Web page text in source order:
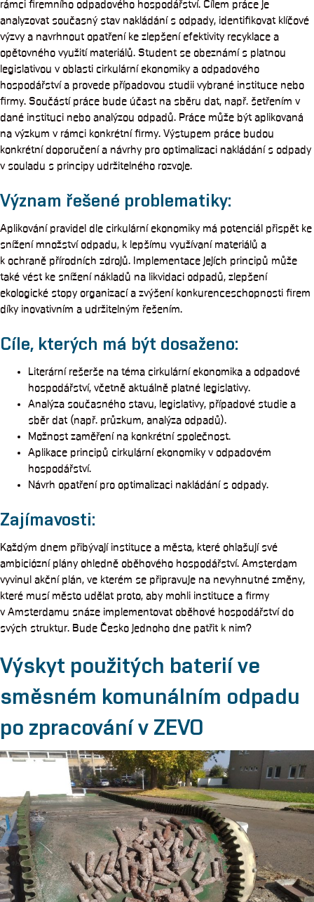
rámci firemního odpadového hospodářství. Cílem práce je
analyzovat současný stav nakládání s odpady, identifikovat klíčové
výzvy a navrhnout opatření ke zlepšení efektivity recyklace a
opětovného využití materiálů. Student se obeznámí s platnou
legislativou v oblasti cirkulární ekonomiky a odpadového
hospodářství a provede případovou studii vybrané instituce nebo
firmy. Součástí práce bude účast na sběru dat, např. šetřením v
dané instituci nebo analýzou odpadů. Práce může být aplikovaná
na výzkum v rámci konkrétní firmy. Výstupem práce budou
konkrétní doporučení a návrhy pro optimalizaci nakládání s odpady
v souladu s principy udržitelného rozvoje.
Význam řešené problematiky:
Aplikování pravidel dle cirkulární ekonomiky má potenciál přispět ke
snížení množství odpadu, k lepšímu využívaní materiálů a
k ochraně přírodních zdrojů. Implementace jejích principů může
také vést ke snížení nákladů na likvidaci odpadů, zlepšení
ekologické stopy organizací a zvýšení konkurenceschopnosti firem
díky inovativním a udržitelným řešením.
Cíle, kterých má být dosaženo:
Literární rešerše na téma cirkulární ekonomika a odpadové
hospodářství, včetně aktuálně platné legislativy.
Analýza současného stavu, legislativy, případové studie a
sběr dat (např. průzkum, analýza odpadů).
Možnost zaměření na konkrétní společnost.
Aplikace principů cirkulární ekonomiky v odpadovém
hospodářství.
Návrh opatření pro optimalizaci nakládání s odpady.
Zajímavosti:
Každým dnem přibývají instituce a města, které ohlašují své
ambiciózní plány ohledně oběhového hospodářství. Amsterdam
vyvinul akční plán, ve kterém se připravuje na nevyhnutné změny,
které musí město udělat proto, aby mohli instituce a firmy
v Amsterdamu snáze implementovat oběhové hospodářství do
svých struktur. Bude Česko jednoho dne patřit k nim?
Výskyt použitých baterií ve
směsném komunálním odpadu
po zpracování v ZEVO